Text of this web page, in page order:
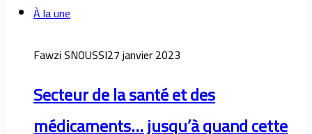
À la une
Fawzi SNOUSSI27 janvier 2023
Secteur de la santé et des
médicaments… jusqu’à quand cette